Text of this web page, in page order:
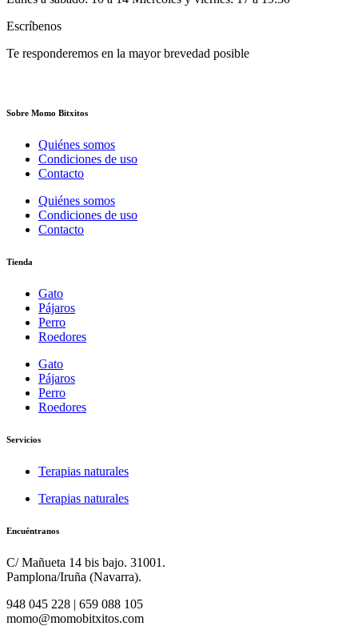
Escríbenos
Te responderemos en la mayor brevedad posible
Sobre Momo Bitxitos
Quiénes somos
Condiciones de uso
Contacto
Quiénes somos
Condiciones de uso
Contacto
Tienda
Gato
Pájaros
Perro
Roedores
Gato
Pájaros
Perro
Roedores
Servicios
Terapias naturales
Terapias naturales
Encuéntranos
C/ Mañueta 14 bis bajo. 31001.
Pamplona/Iruña (Navarra).
948 045 228 | 659 088 105
momo@momobitxitos.com